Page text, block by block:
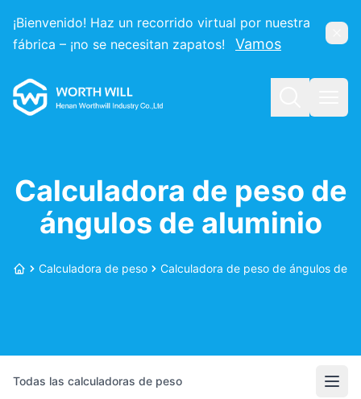
¡Bienvenido! Haz un recorrido virtual por nuestra
fábrica – ¡no se necesitan zapatos!
Vamos
Worthwill
Calculadora de peso de
ángulos de aluminio
InicioCalculadora de peso Calculadora de peso de ángulos de
Todas las calculadoras de peso